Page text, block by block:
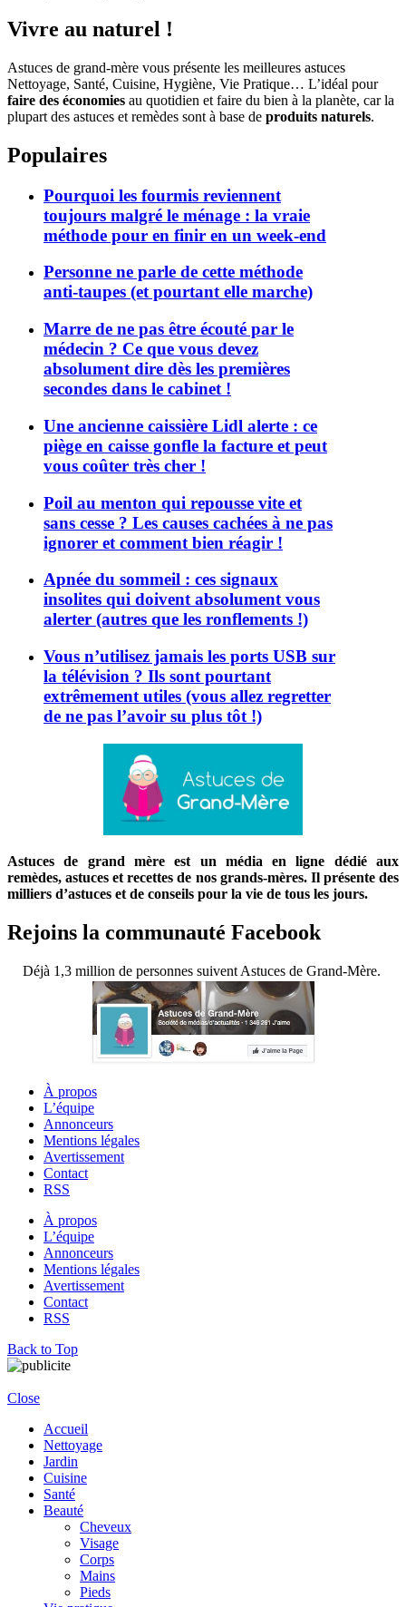
Vivre au naturel !
Astuces de grand-mère vous présente les meilleures astuces
Nettoyage, Santé, Cuisine, Hygiène, Vie Pratique… L’idéal pour
faire des économies au quotidien et faire du bien à la planète, car la
plupart des astuces et remèdes sont à base de produits naturels.
Populaires
Pourquoi les fourmis reviennent
toujours malgré le ménage : la vraie
méthode pour en finir en un week-end
Personne ne parle de cette méthode
anti-taupes (et pourtant elle marche)
Marre de ne pas être écouté par le
médecin ? Ce que vous devez
absolument dire dès les premières
secondes dans le cabinet !
Une ancienne caissière Lidl alerte : ce
piège en caisse gonfle la facture et peut
vous coûter très cher !
Poil au menton qui repousse vite et
sans cesse ? Les causes cachées à ne pas
ignorer et comment bien réagir !
Apnée du sommeil : ces signaux
insolites qui doivent absolument vous
alerter (autres que les ronflements !)
Vous n’utilisez jamais les ports USB sur
la télévision ? Ils sont pourtant
extrêmement utiles (vous allez regretter
de ne pas l’avoir su plus tôt !)
Astuces de grand mère est un média en ligne dédié aux
remèdes, astuces et recettes de nos grands-mères. Il présente des
milliers d’astuces et de conseils pour la vie de tous les jours.
Rejoins la communauté Facebook
Déjà 1,3 million de personnes suivent Astuces de Grand-Mère.
À propos
L’équipe
Annonceurs
Mentions légales
Avertissement
Contact
RSS
À propos
L’équipe
Annonceurs
Mentions légales
Avertissement
Contact
RSS
Back to Top
Close
Accueil
Nettoyage
Jardin
Cuisine
Santé
Beauté
Cheveux
Visage
Corps
Mains
Pieds